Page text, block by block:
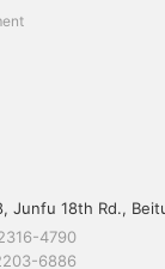
Junfu 18th Rd.,
4790
6886